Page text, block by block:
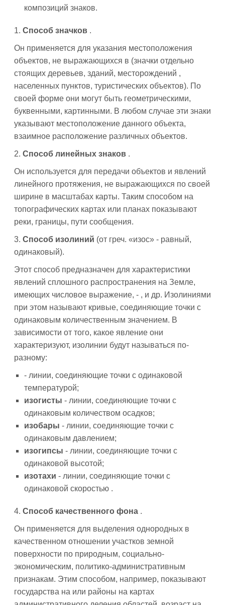
композиций знаков.
1. Способ значков .
Он применяется для указания местоположения
объектов, не выражающихся в (значки отдельно
стоящих деревьев, зданий, месторождений ,
населенных пунктов, туристических объектов). По
своей форме они могут быть геометрическими,
буквенными, картинными. В любом случае эти знаки
указывают местоположение данного объекта,
взаимное расположение различных объектов.
2. Способ линейных знаков .
Он используется для передачи объектов и явлений
линейного протяжения, не выражающихся по своей
ширине в масштабах карты. Таким способом на
топографических картах или планах показывают
реки, границы, пути сообщения.
3. Способ изолиний (от греч. «изос» - равный,
одинаковый).
Этот способ предназначен для характеристики
явлений сплошного распространения на Земле,
имеющих числовое выражение, - , и др. Изолиниями
при этом называют кривые, соединяющие точки с
одинаковым количественным значением. В
зависимости от того, какое явление они
характеризуют, изолинии будут называться по-
разному:
- линии, соединяющие точки с одинаковой
температурой;
изогисты - линии, соединяющие точки с
одинаковым количеством осадков;
изобары - линии, соединяющие точки с
одинаковым давлением;
изогипсы - линии, соединяющие точки с
одинаковой высотой;
изотахи - линии, соединяющие точки с
одинаковой скоростью .
4. Способ качественного фона .
Он применяется для выделения однородных в
качественном отношении участков земной
поверхности по природным, социально-
экономическим, политико-административным
признакам. Этим способом, например, показывают
государства на или районы на картах